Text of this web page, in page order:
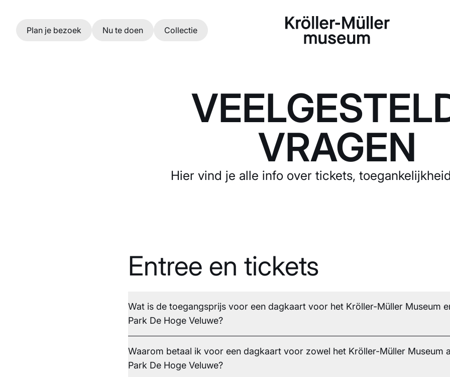
Ga naar hoofdinhoud
Plan je bezoek Nu te doen Collectie
VRAGEN
Hier vind je alle info over tickets,
Entree en tickets
Wat is de toegangsprijs voor een dagkaart voor het Kröller-Müller Museum
Park De Hoge Veluwe?
Waarom betaal ik voor een dagkaart voor zowel het Kröller-Müller Museum
Park De Hoge Veluwe?